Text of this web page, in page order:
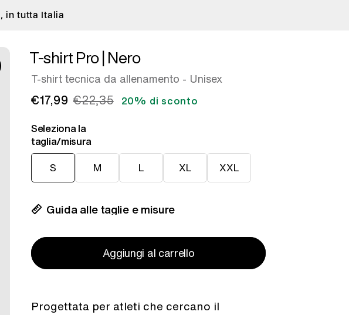
, in tutta Italia
T-shirt Pro | Nero
T-shirt tecnica da allenamento - Unisex
€17,99 €22,35 20% di sconto
Seleziona la
taglia/misura
S M L XL XXL
XXL
Guida alle taglie e misure
Aggiungi al carrello
Progettata per atleti che cercano il